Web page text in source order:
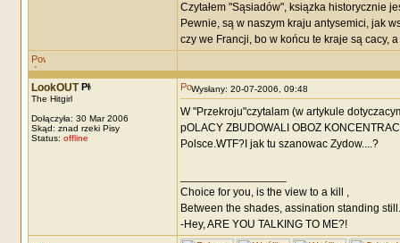
Czytałem "Sąsiadów", ksiązka historycznie
Pewnie, są w naszym kraju antysemici, jak
czy we Francji, bo w końcu te kraje są cacy,
LookOUT
The Hitgirl
Dołączyła: 30 Mar 2006
Skąd: znad rzeki Pisy
Status: offline
Wysłany: 20-07-2006, 09:48
W "Przekroju"czytalam (w artykule
pOLACY ZBUDOWALI OBOZ
Polsce.WTF?I jak tu szanowac Zydow....?
Choice for you, is the view to a kill ,
Between the shades, assination standing
-Hey, ARE YOU TALKING TO ME?!